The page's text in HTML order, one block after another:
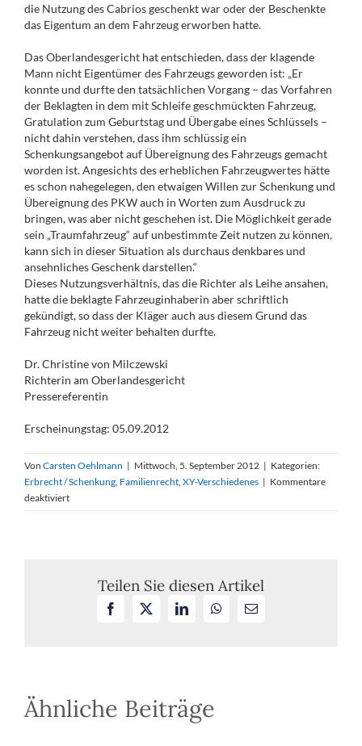
die Nutzung des Cabrios geschenkt war oder der Beschenkte
das Eigentum an dem Fahrzeug erworben hatte.
Das Oberlandesgericht hat entschieden, dass der klagende
Mann nicht Eigentümer des Fahrzeugs geworden ist: „Er
konnte und durfte den tatsächlichen Vorgang – das Vorfahren
der Beklagten in dem mit Schleife geschmückten Fahrzeug,
Gratulation zum Geburtstag und Übergabe eines Schlüssels –
nicht dahin verstehen, dass ihm schlüssig ein
Schenkungsangebot auf Übereignung des Fahrzeugs gemacht
worden ist. Angesichts des erheblichen Fahrzeugwertes hätte
es schon nahegelegen, den etwaigen Willen zur Schenkung und
Übereignung des PKW auch in Worten zum Ausdruck zu
bringen, was aber nicht geschehen ist. Die Möglichkeit gerade
sein „Traumfahrzeug“ auf unbestimmte Zeit nutzen zu können,
kann sich in dieser Situation als durchaus denkbares und
ansehnliches Geschenk darstellen.“
Dieses Nutzungsverhältnis, das die Richter als Leihe ansahen,
hatte die beklagte Fahrzeuginhaberin aber schriftlich
gekündigt, so dass der Kläger auch aus diesem Grund das
Fahrzeug nicht weiter behalten durfte.
Dr. Christine von Milczewski
Richterin am Oberlandesgericht
Pressereferentin
Erscheinungstag: 05.09.2012
Von Carsten Oehlmann | Mittwoch, 5. September 2012 | Kategorien:
Erbrecht / Schenkung Familienrecht XY-Verschiedenes | Kommentare
deaktiviertfür
Sport-
geschenktTeilen Sie diesen Artikel
Facebook LinkedInWhatsApp
E-
Ähnliche Beiträge